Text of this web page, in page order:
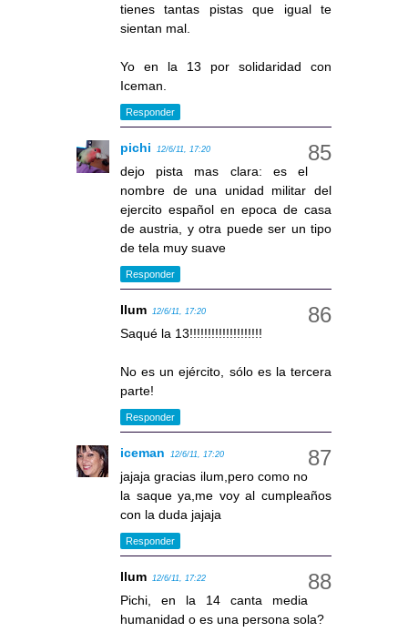
tienes tantas pistas que igual te
sientan mal.
Yo en la 13 por solidaridad con
Iceman.
Responder
pichi 12/6/11, 17:20
dejo pista mas clara: es el
nombre de una unidad militar del
ejercito español en epoca de casa
de austria, y otra puede ser un tipo
de tela muy suave
Responder
llum 12/6/11, 17:20
Saqué la 13!!!!!!!!!!!!!!!!!!!!
No es un ejército, sólo es la tercera
parte!
Responder
iceman 12/6/11, 17:20
jajaja gracias ilum,pero como no
la saque ya,me voy al cumpleaños
con la duda jajaja
Responder
llum 12/6/11, 17:22
Pichi, en la 14 canta media
humanidad o es una persona sola?